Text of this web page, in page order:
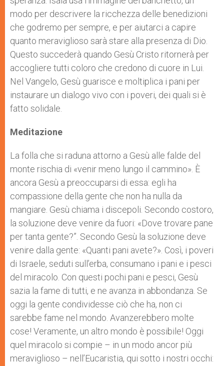
modo per descrivere la ricchezza delle benedizioni
che godremo per sempre, e per aiutarci a capire
quanto meraviglioso sarà stare alla presenza di Dio.
Questo succederà quando Gesù Cristo ritornerà per
accogliere tutti coloro che credono di cuore in Lui.
Nel Vangelo, Gesù guarisce e moltiplica i pani per
instaurare un dialogo vivo con i poveri, dei quali si è
fatto solidale.
Meditazione
La folla che si raduna attorno a Gesù alle falde del
monte rischia di «venir meno lungo il cammino». È
ancora Gesù a preoccuparsi di essa: egli ha
compassione della gente che non ha nulla da
mangiare. Gesù chiama i discepoli. Secondo costoro,
la soluzione deve venire da fuori: «Dove trovare pane
per tanta gente?”. Secondo Gesù la soluzione deve
venire dalla gente: «Quanti pani avete?». Così, i poveri
di Israele, seduti sull’erba, consumano i pani e i pesci
del miracolo. Con questi pochi pani e pesci, Gesù
sazia la fame di tutti, e ne avanza in abbondanza. Se
oggi la gente condividesse ciò che ha, non ci
sarebbe fame nel mondo. Avanzerebbero molte
cose! Veramente, un altro mondo è possibile! Oggi
quel miracolo si compie – in un modo ancor più
meraviglioso – nell’Eucaristia, qui sotto i nostri occhi: